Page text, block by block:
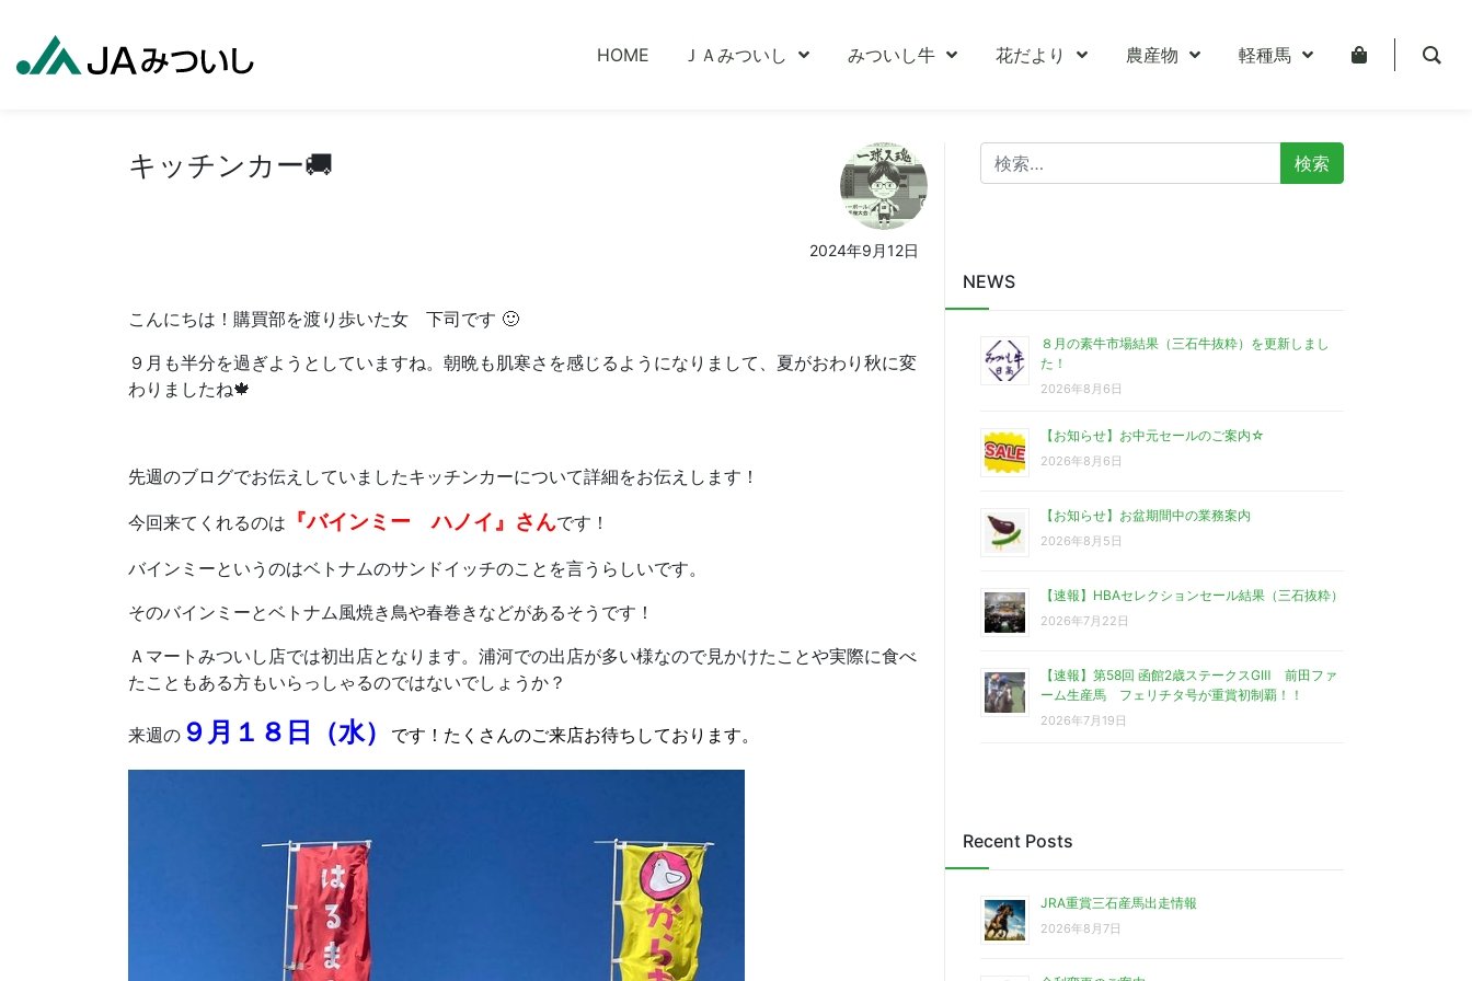
HOME ＪＡみついし みついし牛 花だより 農産物 軽種馬
キッチンカー🚚
2024年9月12日
こんにちは！購買部を渡り歩いた女 下司です 🙂
９月も半分を過ぎようとしていますね。朝晩も肌寒さを感じるようになりまして、夏がおわり秋に変
わりましたね🍁
先週のブログでお伝えしていましたキッチンカーについて詳細をお伝えします！
今回来てくれるのは 『バインミー ハノイ』さんです！
バインミーというのはベトナムのサンドイッチのことを言うらしいです。
そのバインミーとベトナム風焼き鳥や春巻きなどがあるそうです！
Ａマートみついし店では初出店となります。浦河での出店が多い様なので見かけたことや実際に食べ
たこともある方もいらっしゃるのではないでしょうか？
来週の ９月１８日（水） です！たくさんのご来店お待ちしております。
検
索:
NEWS
８月の素牛市場結果（三石牛抜粋）を更新しまし
た！
2026年8月6日
【お知らせ】お中元セールのご案内☆
2026年8月6日
【お知らせ】お盆期間中の業務案内
2026年8月5日
【速報】HBAセレクションセール結果（三石抜粋）
2026年7月22日
【速報】第58回 函館2歳ステークスGⅢ 前田ファ
ーム生産馬 フェリチタ号が重賞初制覇！！
2026年7月19日
Recent Posts
JRA重賞三石産馬出走情報
2026年8月7日